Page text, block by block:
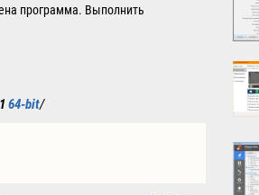
программа. Выполнить
1 64-bit/